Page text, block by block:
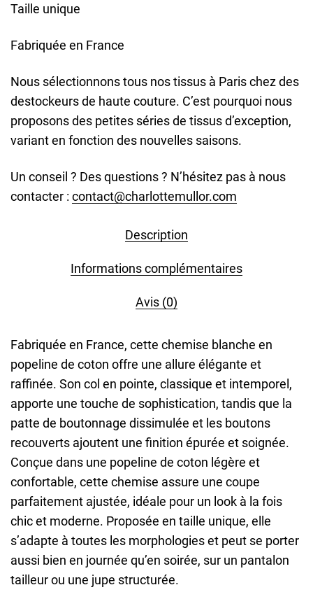
Taille unique
Fabriquée en France
Nous sélectionnons tous nos tissus à Paris chez des
destockeurs de haute couture. C’est pourquoi nous
proposons des petites séries de tissus d’exception,
variant en fonction des nouvelles saisons.
Un conseil ? Des questions ? N’hésitez pas à nous
contacter : contact@charlottemullor.com
Description
Informations complémentaires
Avis (0)
Fabriquée en France, cette chemise blanche en
popeline de coton offre une allure élégante et
raffinée. Son col en pointe, classique et intemporel,
apporte une touche de sophistication, tandis que la
patte de boutonnage dissimulée et les boutons
recouverts ajoutent une finition épurée et soignée.
Conçue dans une popeline de coton légère et
confortable, cette chemise assure une coupe
parfaitement ajustée, idéale pour un look à la fois
chic et moderne. Proposée en taille unique, elle
s’adapte à toutes les morphologies et peut se porter
aussi bien en journée qu’en soirée, sur un pantalon
tailleur ou une jupe structurée.